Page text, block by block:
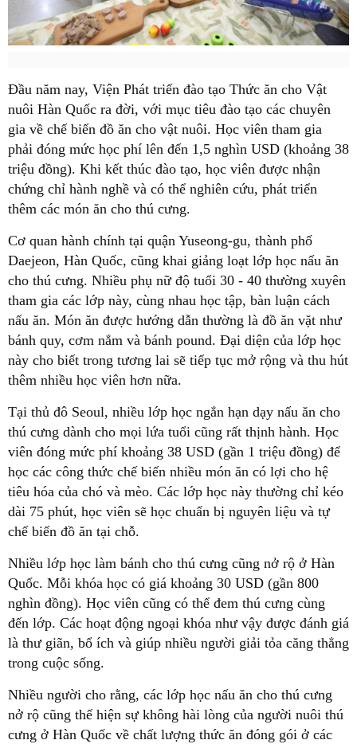
Đầu năm nay, Viện Phát triển đào tạo Thức ăn cho Vật
nuôi Hàn Quốc ra đời, với mục tiêu đào tạo các chuyên
gia về chế biến đồ ăn cho vật nuôi. Học viên tham gia
phải đóng mức học phí lên đến 1,5 nghìn USD (khoảng 38
triệu đồng). Khi kết thúc đào tạo, học viên được nhận
chứng chỉ hành nghề và có thể nghiên cứu, phát triển
thêm các món ăn cho thú cưng.
Cơ quan hành chính tại quận Yuseong-gu, thành phố
Daejeon, Hàn Quốc, cũng khai giảng loạt lớp học nấu ăn
cho thú cưng. Nhiều phụ nữ độ tuổi 30 - 40 thường xuyên
tham gia các lớp này, cùng nhau học tập, bàn luận cách
nấu ăn. Món ăn được hướng dẫn thường là đồ ăn vặt như
bánh quy, cơm nắm và bánh pound. Đại diện của lớp học
này cho biết trong tương lai sẽ tiếp tục mở rộng và thu hút
thêm nhiều học viên hơn nữa.
Tại thủ đô Seoul, nhiều lớp học ngắn hạn dạy nấu ăn cho
thú cưng dành cho mọi lứa tuổi cũng rất thịnh hành. Học
viên đóng mức phí khoảng 38 USD (gần 1 triệu đồng) để
học các công thức chế biến nhiều món ăn có lợi cho hệ
tiêu hóa của chó và mèo. Các lớp học này thường chỉ kéo
dài 75 phút, học viên sẽ học chuẩn bị nguyên liệu và tự
chế biến đồ ăn tại chỗ.
Nhiều lớp học làm bánh cho thú cưng cũng nở rộ ở Hàn
Quốc. Mỗi khóa học có giá khoảng 30 USD (gần 800
nghìn đồng). Học viên cũng có thể đem thú cưng cùng
đến lớp. Các hoạt động ngoại khóa như vậy được đánh giá
là thư giãn, bổ ích và giúp nhiều người giải tỏa căng thẳng
trong cuộc sống.
Nhiều người cho rằng, các lớp học nấu ăn cho thú cưng
nở rộ cũng thể hiện sự không hài lòng của người nuôi thú
cưng ở Hàn Quốc về chất lượng thức ăn đóng gói ở các